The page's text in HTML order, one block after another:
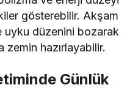
gösterebilir. Akşam
uyku düzenini bozarak
zemin hazırlayabilir.
Günlük